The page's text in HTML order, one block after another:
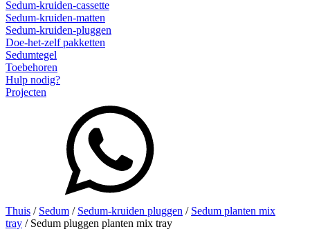
Sedum-kruiden-cassette
Sedum-kruiden-matten
Sedum-kruiden-pluggen
Doe-het-zelf pakketten
Sedumtegel
Toebehoren
Hulp nodig?
Projecten
Thuis / Sedum / Sedum-kruiden pluggen / Sedum planten mix
tray / Sedum pluggen planten mix tray